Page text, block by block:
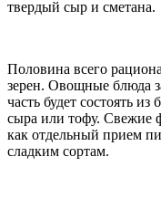
твердый сыр и сметана.
Половина всего
зерен. Овощные блюда
часть будет состоять
сыра или тофу. Свежие
как отдельный прием
сладким сортам.